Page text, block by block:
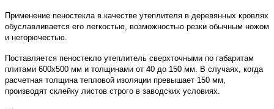
Применение пеностекла в качестве утеплителя в деревянных кровлях
обуславливается его легкостью, возможностью резки обычным ножом
и негорючестью.
Поставляется пеностекло утеплитель сверхточными по габаритам
плитами 600х500 мм и толщинами от 40 до 150 мм. В случаях, когда
расчетная толщина тепловой изоляции превышает 150 мм,
производят склейку листов строго в заводских условиях.